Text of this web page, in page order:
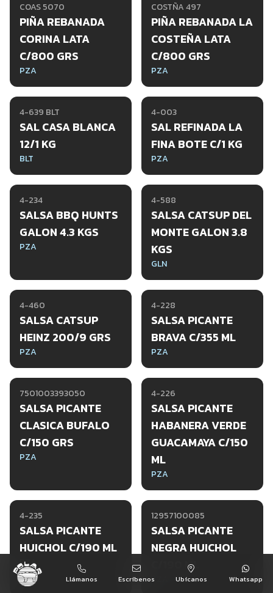
COAS 5070
PIÑA REBANADA
CORINA LATA
C/800 GRS
PZA
COSTÑA 497
PIÑA REBANADA LA
COSTEÑA LATA
C/800 GRS
PZA
4-639 BLT
SAL CASA BLANCA
12/1 KG
BLT
4-003
SAL REFINADA LA
FINA BOTE C/1 KG
PZA
4-234
SALSA BBQ HUNTS
GALON 4.3 KGS
PZA
4-588
SALSA CATSUP DEL
MONTE GALON 3.8
KGS
GLN
4-460
SALSA CATSUP
HEINZ 200/9 GRS
PZA
4-228
SALSA PICANTE
BRAVA C/355 ML
PZA
7501003393050
SALSA PICANTE
CLASICA BUFALO
C/150 GRS
PZA
4-226
SALSA PICANTE
HABANERA VERDE
GUACAMAYA C/150
ML
PZA
4-235
SALSA PICANTE
HUICHOL C/190 ML
PZA
12957100085
SALSA PICANTE
NEGRA HUICHOL
C/190 ML
PZA
Llámanos Escríbenos Ubícanos Whatsapp